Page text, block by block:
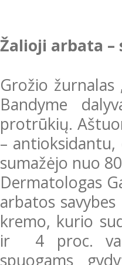
Žalioji arbata
Grožio žurnalas „Allure“ paskelbė neįtikėtinus tyrimo rezultatus.
Bandyme
protrūkių.
– antioksidantu,
sumažėjo nuo
Dermatologas Gan-Wong ėmėsi dar nuodugniau tyrinėti žaliosios
arbatos
kremo, kurio
ir 4 proc.
spuogams